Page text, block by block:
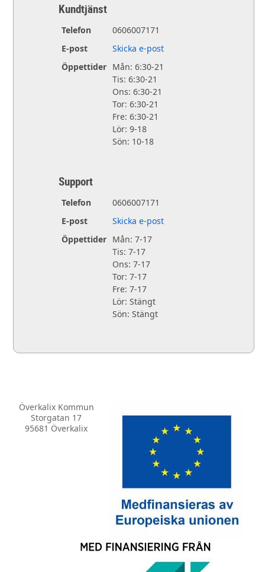
Kundtjänst
Telefon
0606007171
E-post
Skicka e-post
Öppettider Mån: 6:30-21
Tis: 6:30-21
Ons: 6:30-21
Tor: 6:30-21
Fre: 6:30-21
Lör: 9-18
Sön: 10-18
Support
Telefon
0606007171
E-post
Skicka e-post
Öppettider Mån: 7-17
Tis: 7-17
Ons: 7-17
Tor: 7-17
Fre: 7-17
Lör: Stängt
Sön: Stängt
Överkalix Kommun
Storgatan 17
95681 Överkalix